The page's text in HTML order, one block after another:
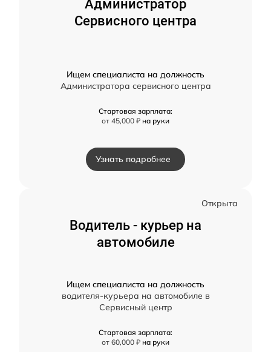
Администратор
Сервисного центра
Ищем специалиста на должность
Администратора сервисного центра
Стартовая зарплата:
от 45,000 ₽ на руки
Узнать подробнее
Открыта
Водитель - курьер на
автомобиле
Ищем специалиста на должность
водителя-курьера на автомобиле в
Сервисный центр
Стартовая зарплата:
от 60,000 ₽ на руки